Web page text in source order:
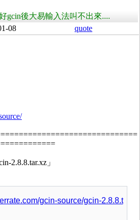
gcin後大易輸入法叫不出來....
08 quote
2.8.8.tar.xz」
gcin-source/gcin-2.8.8.t